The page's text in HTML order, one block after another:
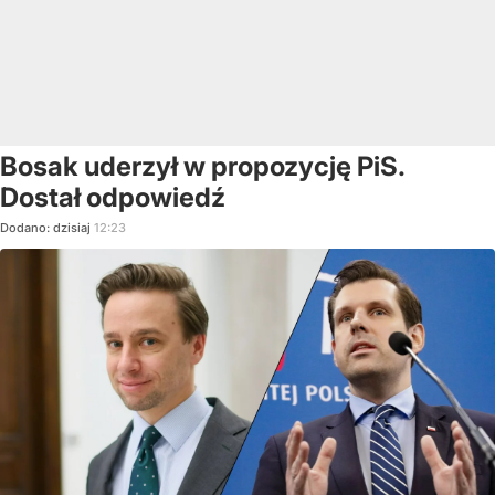
Bosak uderzył w propozycję PiS.
Dostał odpowiedź
Dodano: dzisiaj 12:23